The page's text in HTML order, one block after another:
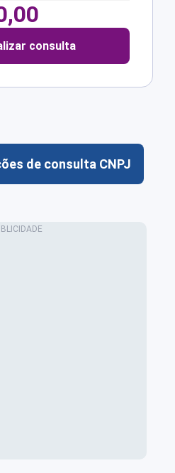
consulta
de consulta CNPJ